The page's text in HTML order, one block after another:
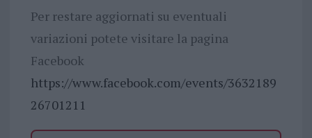
Per restare aggiornati su eventuali
variazioni potete visitare la pagina
Facebook
https://www.facebook.com/events/3632189
26701211